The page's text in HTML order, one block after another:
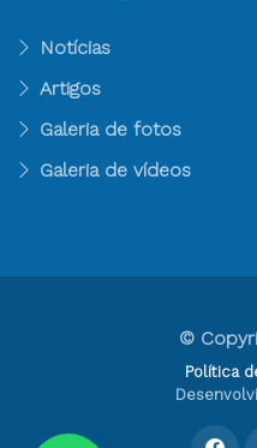
Notícias
Artigos
Galeria de fotos
Galeria de vídeos
©
Política